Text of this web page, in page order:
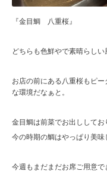
『金目鯛 八重桜』
どちらも色鮮やで素晴らしい
お店の前にある八重桜もピ
な環境だなぁと。
金目鯛は前菜でお出ししてお
今の時期の鯛はやっぱり美味
今週もまだまだお席ご用意で